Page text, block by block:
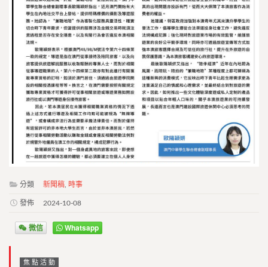
分類 新聞稿 時事
發佈 2024-10-08
微信 Whatsapp
焦點活動